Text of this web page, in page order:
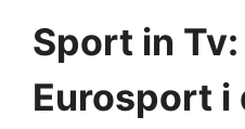
Sport in Tv:
Eurosport